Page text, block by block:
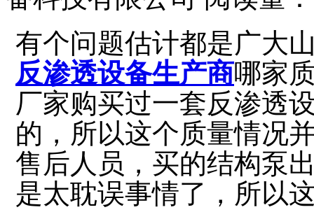
有个问题估计都是广大
反渗透设备生产商哪家
厂家购买过一套反渗透
的，所以这个质量情况
售后人员，买的结构泵
是太耽误事情了，所以